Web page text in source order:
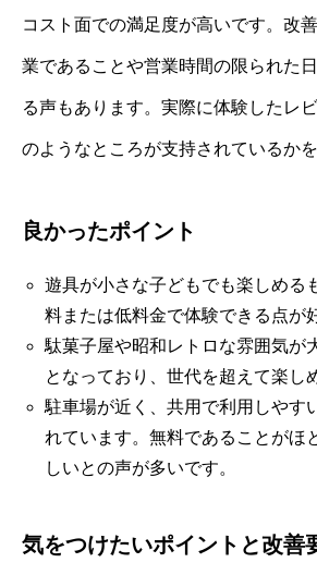
コスト面での満足度が高いです。改
業であることや営業時間の限られた
る声もあります。実際に体験したレ
のようなところが支持されているかを
良かったポイント
遊具が小さな子どもでも楽しめる
料または低料金で体験できる点が
駄菓子屋や昭和レトロな雰囲気が
となっており、世代を超えて楽し
駐車場が近く、共用で利用しやす
れています。無料であることがほ
しいとの声が多いです。
気をつけたいポイントと改善